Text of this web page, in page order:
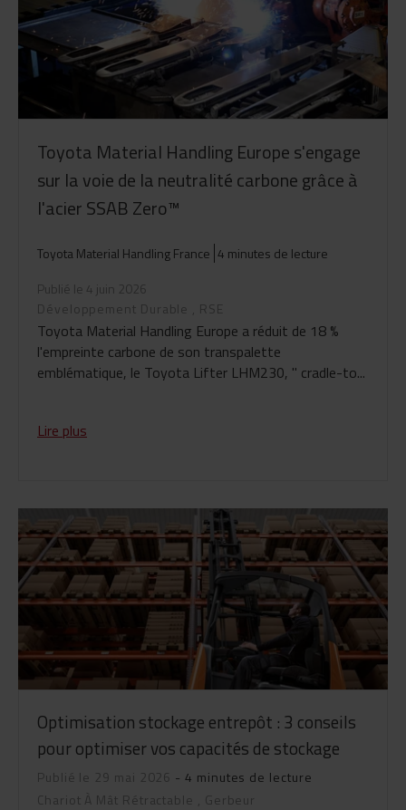
Toyota Material Handling Europe s'engage
sur la voie de la neutralité carbone grâce à
l'acier SSAB Zero™
Toyota Material Handling France 4 minutes de lecture
Publié le 4 juin 2026
Développement Durable , RSE
Toyota Material Handling Europe a réduit de 18 %
l'empreinte carbone de son transpalette
emblématique, le Toyota Lifter LHM230, " cradle-to...
Lire plus
Optimisation stockage entrepôt : 3 conseils
pour optimiser vos capacités de stockage
Publié le 29 mai 2026 - 4 minutes de lecture
Chariot À Mât Rétractable , Gerbeur